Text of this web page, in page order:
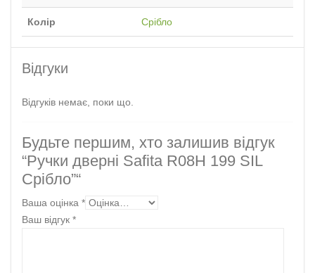
Колір Срібло
Відгуки
Відгуків немає, поки що.
Будьте першим, хто залишив відгук
“Ручки дверні Safita R08H 199 SIL
Срібло”“
Ваша оцінка *
Ваш відгук *